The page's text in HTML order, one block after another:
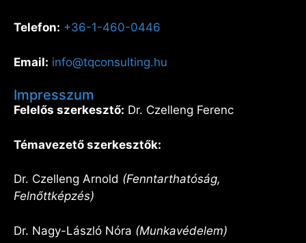
Telefon: +36-1-460-0446
Email: info@tqconsulting.hu
Impresszum
Felelős szerkesztő: Dr. Czelleng Ferenc
Témavezető szerkesztők:
Dr. Czelleng Arnold (Fenntarthatóság,
Felnőttképzés)
Dr. Nagy-László Nóra (Munkavédelem)